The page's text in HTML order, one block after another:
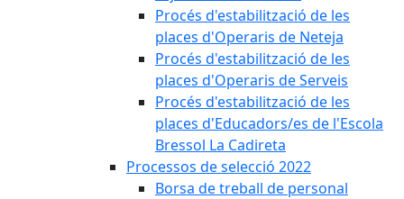
Procés d'estabilització de les
places d'Operaris de Neteja
Procés d'estabilització de les
places d'Operaris de Serveis
Procés d'estabilització de les
places d'Educadors/es de l'Escola
Bressol La Cadireta
Processos de selecció 2022
Borsa de treball de personal